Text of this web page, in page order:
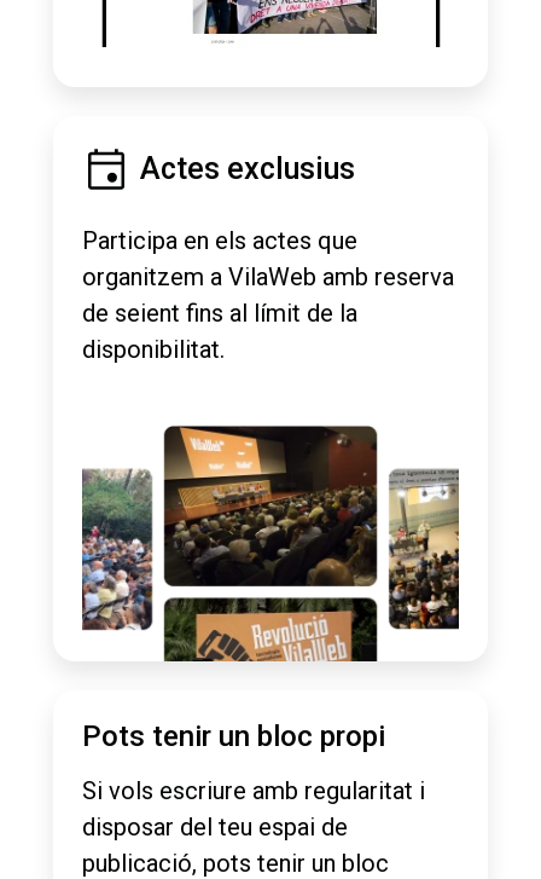
Actes exclusius
Participa en els actes que
organitzem a VilaWeb amb reserva
de seient fins al límit de la
disponibilitat.
Pots tenir un bloc propi
Si vols escriure amb regularitat i
disposar del teu espai de
publicació, pots tenir un bloc